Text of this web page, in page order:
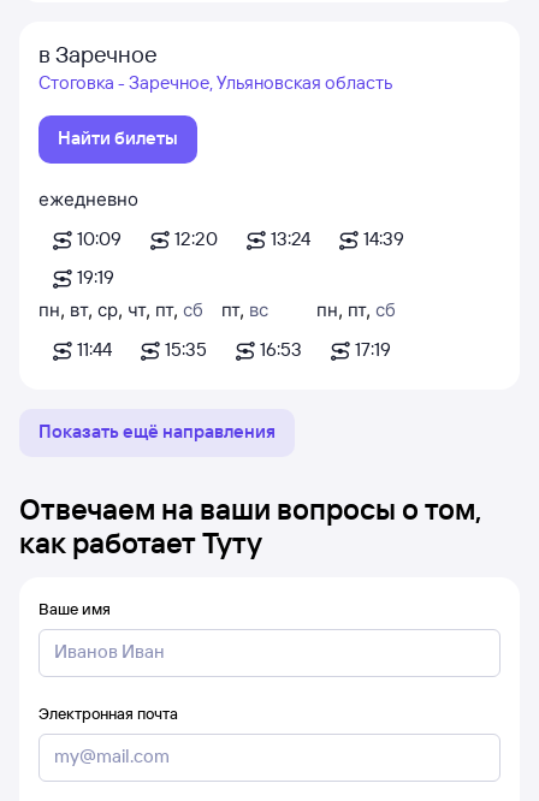
в Заречное
Стоговка - Заречное, Ульяновская область
Найти билеты
ежедневно
10:09
12:20 13:24
14:39
19:19
пн, вт, ср, чт, пт, сб
11:44
15:35
пт, вс
16:53
пн, пт, сб
17:19
Показать ещё направления
Отвечаем на ваши вопросы о том,
как работает Туту
Ваше имя
Электронная почта